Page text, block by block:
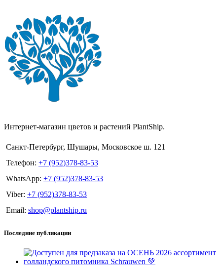
Интернет-магазин цветов и растений PlantShip.
Санкт-Петербург, Шушары, Московское ш. 121
Телефон: +7 (952)378-83-53
WhatsApp: +7 (952)378-83-53
Viber: +7 (952)378-83-53
Email: shop@plantship.ru
Последние публикации